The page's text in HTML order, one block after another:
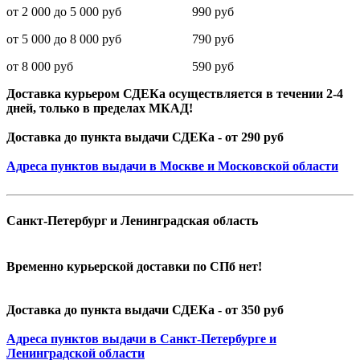
от 2 000 до 5 000 руб 990 руб
от 5 000 до 8 000 руб 790 руб
от 8 000 руб 590 руб
Доставка курьером СДЕКа осуществляется в течении 2-4
дней, только в пределах МКАД!
Доставка до пункта выдачи СДЕКа - от 290 руб
Адреса пунктов выдачи в Москве и Московской области
Санкт-Петербург и Ленинградская область
Временно курьерской доставки по СПб нет!
Доставка до пункта выдачи СДЕКа - от 350 руб
Адреса пунктов выдачи в Санкт-Петербурге и
Ленинградской области